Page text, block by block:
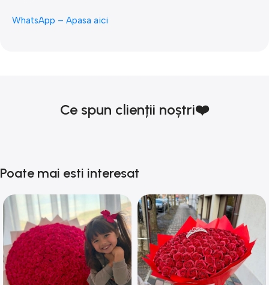
WhatsApp – Apasa aici
Ce spun clienții noștri❤️
Poate mai esti interesat